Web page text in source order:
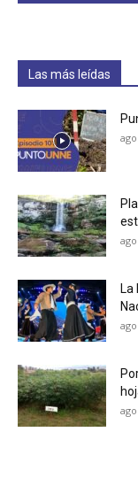
Las más leídas
La